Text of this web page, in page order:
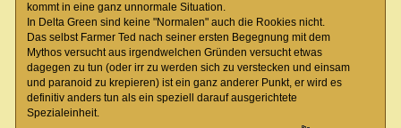
kommt in eine ganz unnormale Situation.
In Delta Green sind keine "Normalen" auch die Rookies nicht.
Das selbst Farmer Ted nach seiner ersten Begegnung mit dem
Mythos versucht aus irgendwelchen Gründen versucht etwas
dagegen zu tun (oder irr zu werden sich zu verstecken und einsam
und paranoid zu krepieren) ist ein ganz anderer Punkt, er wird es
definitiv anders tun als ein speziell darauf ausgerichtete
Spezialeinheit.